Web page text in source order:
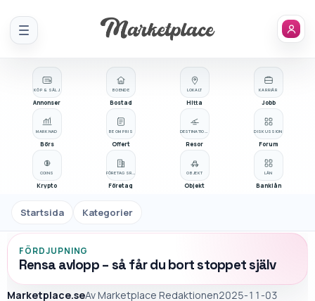
Meny
KÖP & SÄLJ
Annonser
BOENDE
Bostad
OBJEKT
Objekt
BE OM PRIS
Offert
Företag
LÅN
Banklån
MARKNAD
Börs
LOKALT
Hitta
KARRIÄR
Jobb
Resor
COINS
Krypto
DISKUSSION
Forum
Startsida Kategorier
FÖRDJUPNING
Rensa avlopp – så får du bort stoppet själv
Marketplace.seAvMarketplace Redaktionen2025-11-03